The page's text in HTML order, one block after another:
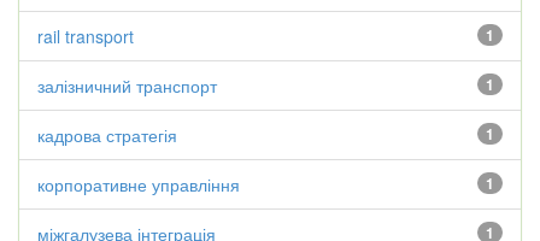
1
rail transport
1
залізничний транспорт
1
кадрова стратегія
1
корпоративне управління
1
міжгалузева інтеграція